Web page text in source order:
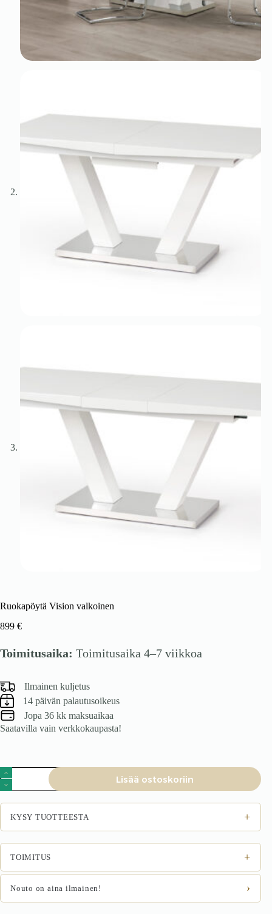
Ruokapöytä Vision valkoinen
899 €
Toimitusaika: Toimitusaika 4–7 viikkoa
Ilmainen kuljetus
14 päivän palautusoikeus
Jopa 36 kk maksuaikaa
Saatavilla vain verkkokaupasta!
Ruokapöytä
Vision
valkoinen
määrä
Lisää ostoskoriin
KYSY TUOTTEESTA +
TOIMITUS +
Nouto on aina ilmainen! ›